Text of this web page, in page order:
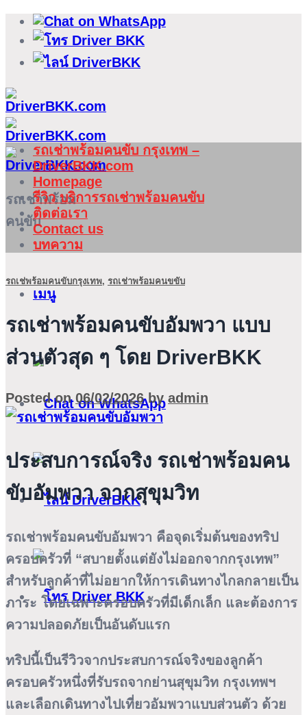
ข้าม
เนื้อหา
รถเช่าพร้อม
คนขับ
เมนู
รถเช่าพร้อมคนขับ กรุงเทพ –
DriverBKK.com
Homepage
รีวิว บริการรถเช่าพร้อมคนขับ
ติดต่อเรา
Contact us
บทความ
รถเช่พร้อมคนขับกรุงเทพ, รถเช่าพร้อมคนขขับ
รถเช่าพร้อมคนขับอัมพวา แบบ
ส่วนตัวสุด ๆ โดย DriverBKK
Posted on06/02/2026 byadmin
ประสบการณ์จริง รถเช่าพร้อมคน
ขับอัมพวา จากสุขุมวิท
รถเช่าพร้อมคนขับอัมพวา คือจุดเริ่มต้นของทริป
ครอบครัวที่ “สบายตั้งแต่ยังไม่ออกจากกรุงเทพ”
สำหรับลูกค้าที่ไม่อยากให้การเดินทางไกลกลายเป็น
ภาระ โดยเฉพาะครอบครัวที่มีเด็กเล็ก และต้องการ
ความปลอดภัยเป็นอันดับแรก
ทริปนี้เป็นรีวิวจากประสบการณ์จริงของลูกค้า
ครอบครัวหนึ่งที่รับรถจากย่านสุขุมวิท กรุงเทพฯ
และเลือกเดินทางไปเที่ยวอัมพวาแบบส่วนตัว ด้วย